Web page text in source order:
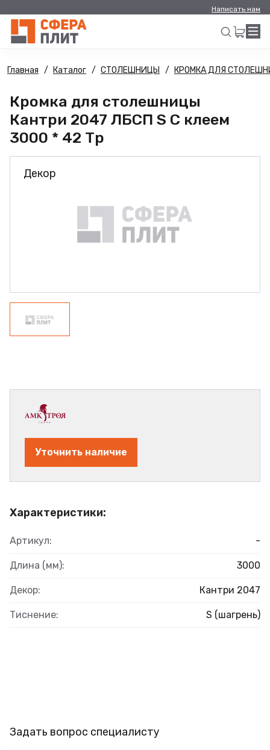
Написать нам
Искать
Главная Каталог СТОЛЕШНИЦЫ КРОМКА ДЛЯ
Кромка для столешницы
Кантри 2047 ЛБСП S С клеем
3000 * 42 Тр
Декор
Характеристики:
Артикул: -
Длина (мм): 3000
Декор: Кантри 2047
Тиснение: S (шагрень)
Уточнить наличие
Задать вопрос специалисту